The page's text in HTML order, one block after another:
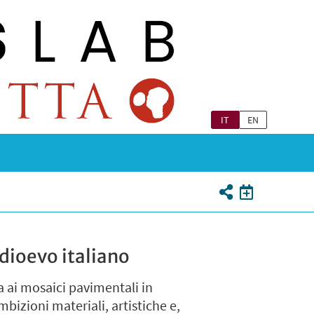
IT EN
italiano
ai mosaici pavimentali in
materiali, artistiche e,